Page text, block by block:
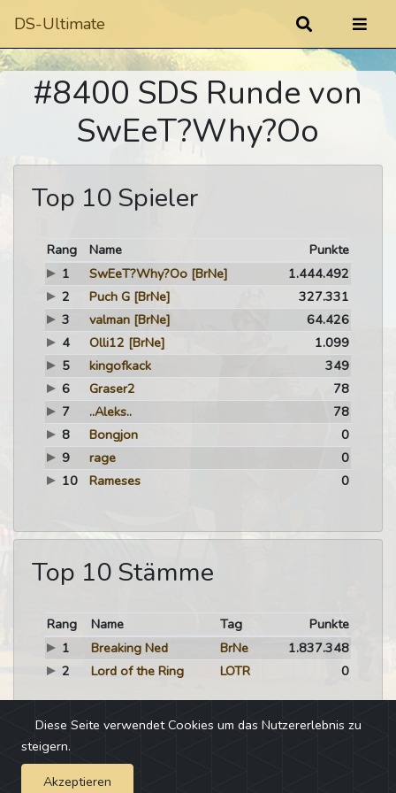
DS-Ultimate
#8400 SDS Runde von
SwEeT?Why?Oo
Top 10 Spieler
Rang Name
Punkte
1
SwEeT?Why?Oo [BrNe]
1.444.492
2
Puch G [BrNe]
327.331
3
valman [BrNe]
64.426
4
Olli12 [BrNe]
1.099
5
kingofkack
349
6
Graser2
78
7
..Aleks..
78
8
Bongjon
0
9
rage
0
10
Rameses 0
Top 10 Stämme
Rang Name Tag
Punkte
1
Breaking Ned BrNe
1.837.348
2
Lord of the Ring LOTR 0
Diese Seite verwendet Cookies um das Nutzererlebnis zu
steigern.
Akzeptieren